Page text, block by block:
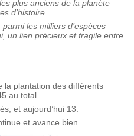
plus anciens de la planète
d’histoire.
les milliers d’espèces
un lien précieux et fragile entre
la plantation des différents
au total.
et aujourd’hui 13.
et avance bien.